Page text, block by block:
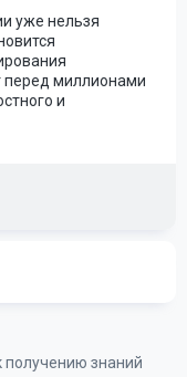
уже нельзя
перед миллионами
и
знаний